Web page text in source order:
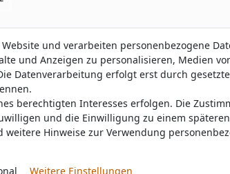
Trustami:5.00/5.00 mit319.175Bewertungen |
und verarbeiten personenbezogene
und Anzeigen zu personalisieren, Medien
Datenverarbeitung erfolgt erst durch
berechtigten Interesses erfolgen. Die
und die Einwilligung zu einem
weitere Hinweise zur Verwendung
Weitere Einstellungen
und verarbeiten personenbezogene
und Anzeigen zu personalisieren, Medien
Datenverarbeitung erfolgt erst durch
berechtigten Interesses erfolgen. Die
und die Einwilligung zu einem
weitere Hinweise zur Verwendung
Weitere Einstellungen